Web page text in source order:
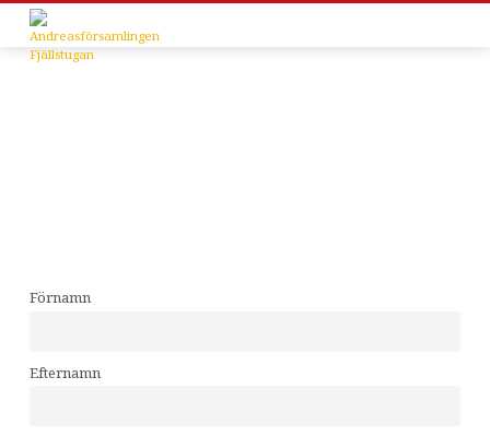
Nyhetsbrev
Förnamn
Efternamn